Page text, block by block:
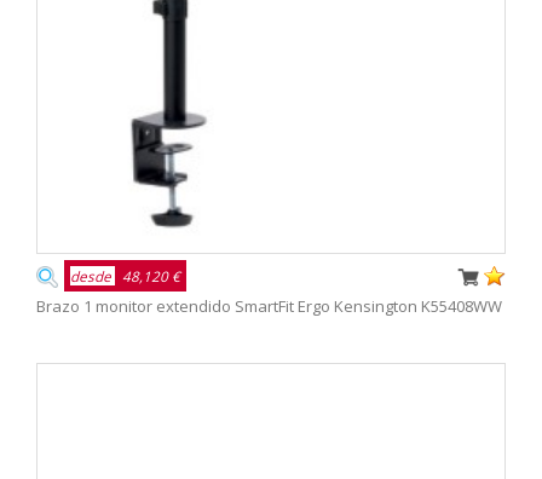
desde 48,120 €
Brazo 1 monitor extendido SmartFit Ergo Kensington K55408WW